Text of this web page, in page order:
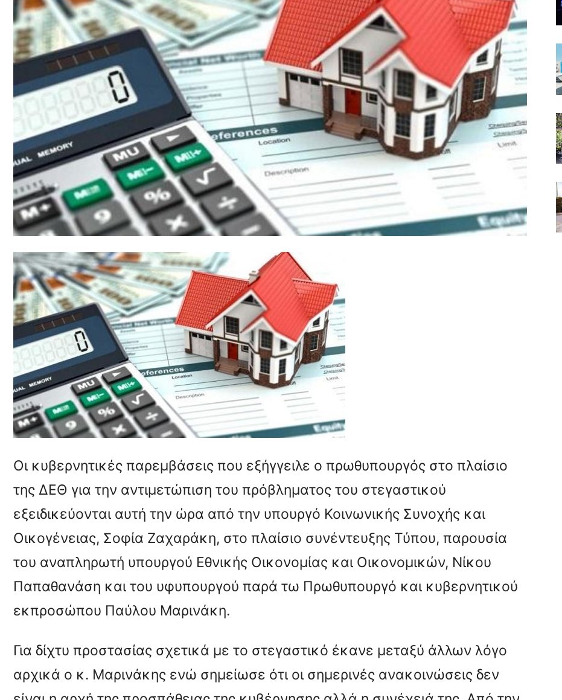
Οι κυβερνητικές παρεμβάσεις που εξήγγειλε ο πρωθυπουργός στο πλαίσιο
της ΔΕΘ για την αντιμετώπιση του πρόβληματος του στεγαστικού
εξειδικεύονται αυτή την ώρα από την υπουργό Κοινωνικής Συνοχής και
Οικογένειας, Σοφία Ζαχαράκη, στο πλαίσιο συνέντευξης Τύπου, παρουσία
του αναπληρωτή υπουργού Εθνικής Οικονομίας και Οικονομικών, Νίκου
Παπαθανάση και του υφυπουργού παρά τω Πρωθυπουργό και κυβερνητικού
εκπροσώπου Παύλου Μαρινάκη.
Για δίχτυ προστασίας σχετικά με το στεγαστικό έκανε μεταξύ άλλων λόγο
αρχικά ο κ. Μαρινάκης ενώ σημείωσε ότι οι σημερινές ανακοινώσεις δεν